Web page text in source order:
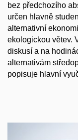
bez předchozího
určen hlavně
alternativní
ekologickou větev.
diskusí a na
alternativám
popisuje hlavní